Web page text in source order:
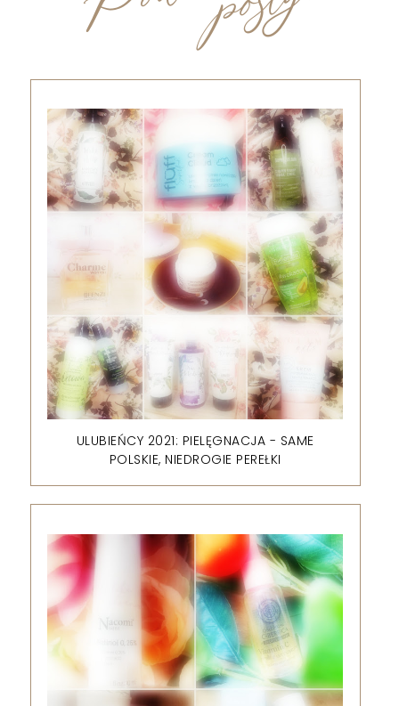
ULUBIEŃCY 2021: PIELĘGNACJA - SAME
POLSKIE, NIEDROGIE PEREŁKI